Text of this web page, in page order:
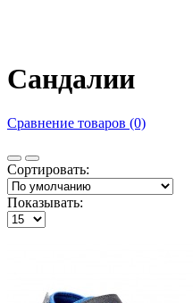
Сандалии
Сравнение товаров (0)
Сортировать:
Показывать: